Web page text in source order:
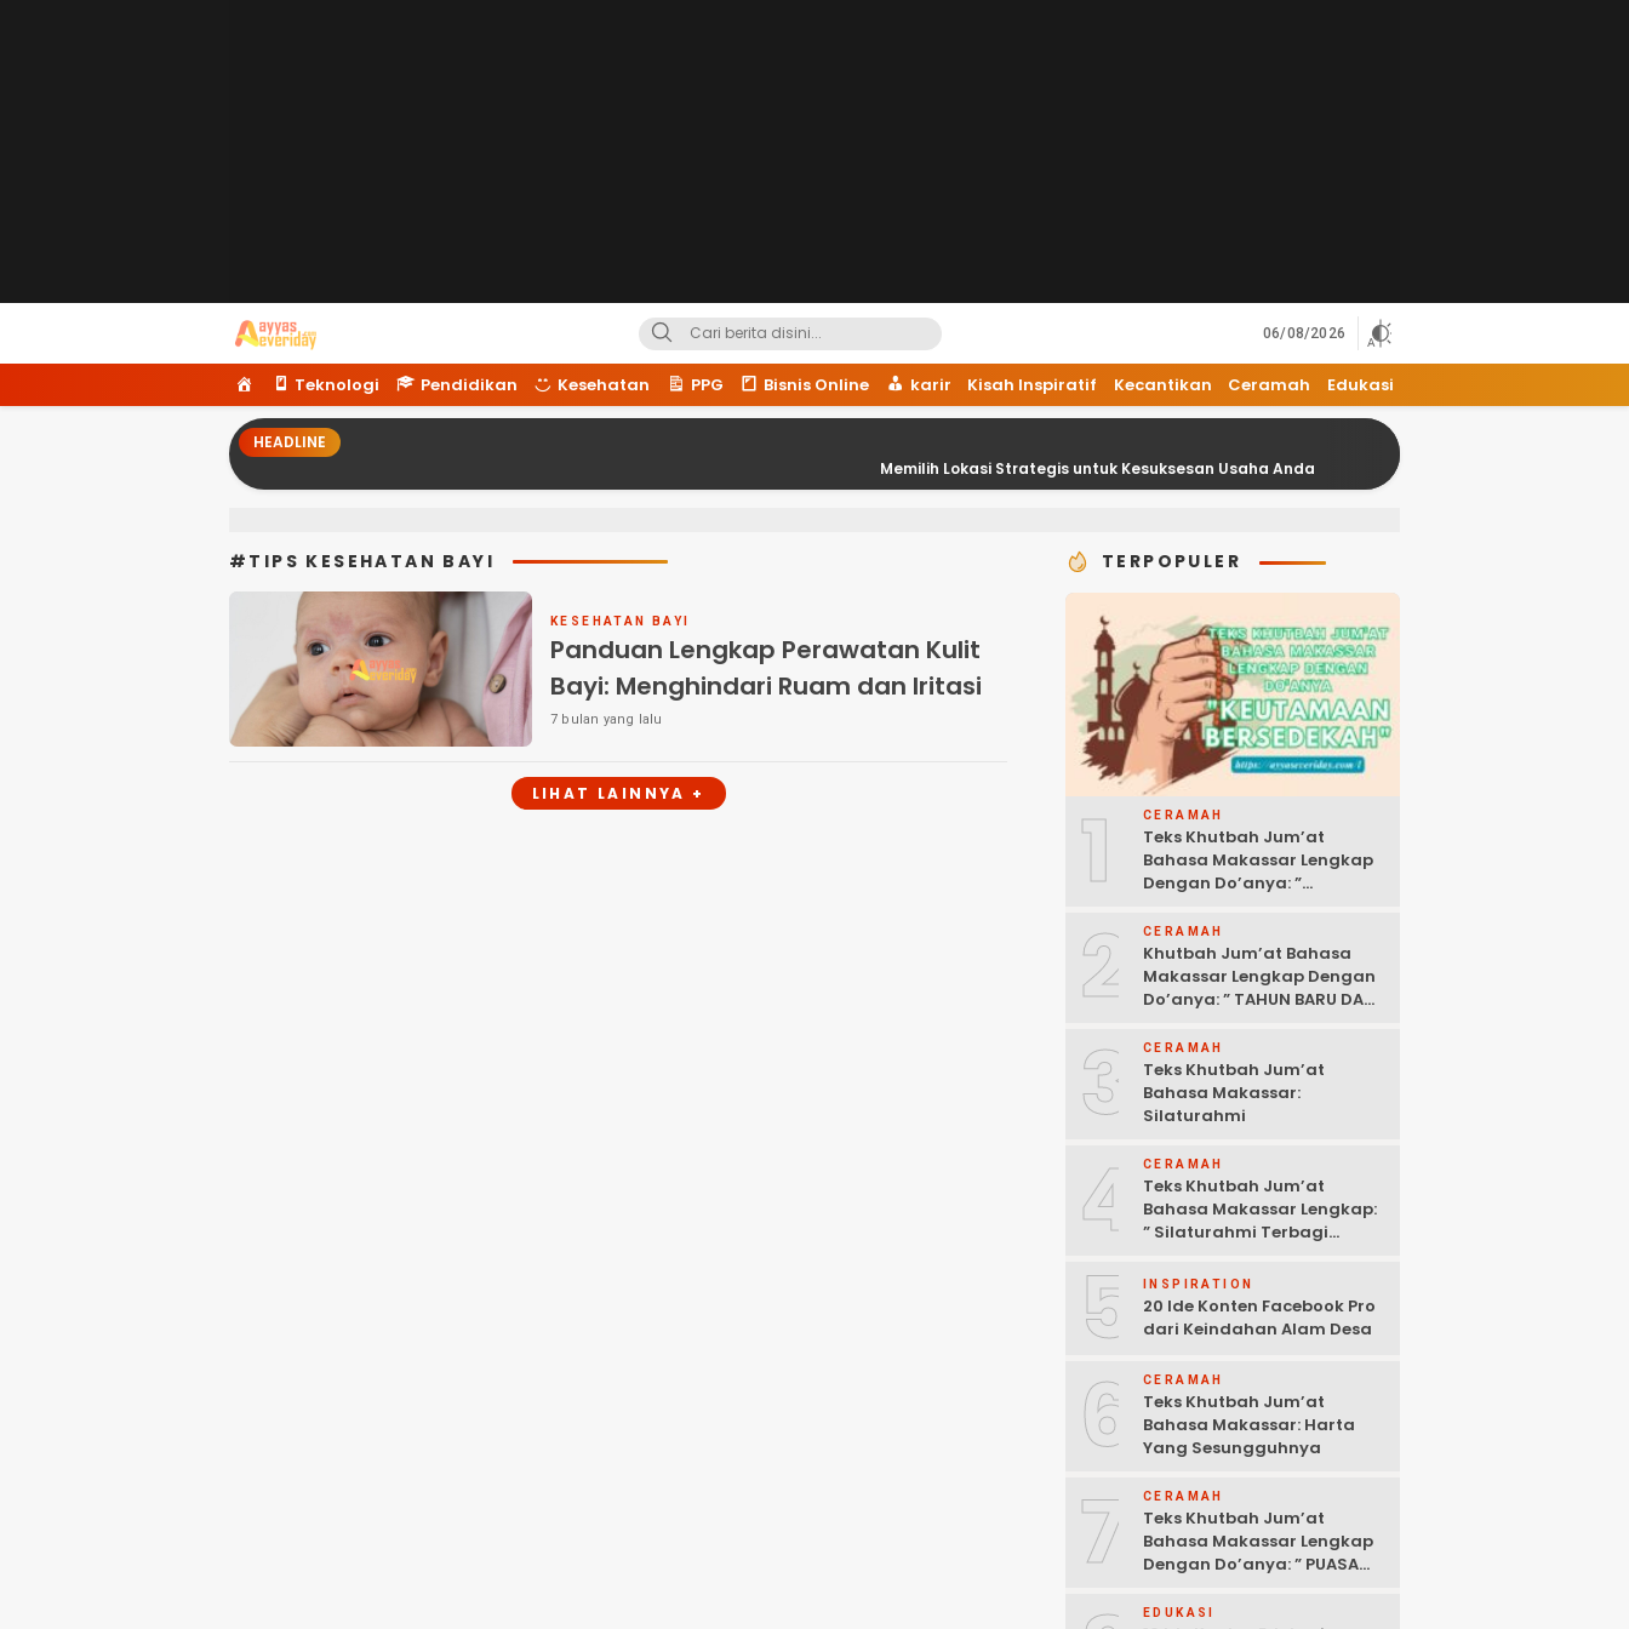
Ayyaseveriday
Beragam Informasi Hari Ini
06/08/2026
o
m
e
Teknologi Pendidikan Kesehatan PPG Bisnis Online karir Kisah Inspiratif Kecantikan Ceramah Edukasi
HEADLINE
Memilih Lokasi Strategis untuk Kesuksesan Usaha Anda
18 Kesalahan Umum dalam Bisnis
#TIPS KESEHATAN BAYI
KESEHATAN BAYI
Panduan Lengkap Perawatan Kulit
Bayi: Menghindari Ruam dan Iritasi
7 bulan yang lalu
LIHAT LAINNYA +
TERPOPULER
1 CERAMAH
Teks Khutbah Jum’at
Bahasa Makassar Lengkap
Dengan Do’anya: ”
2 CERAMAH
Khutbah Jum’at Bahasa
Makassar Lengkap Dengan
Do’anya: ” TAHUN BARU DAN
3 CERAMAH
Teks Khutbah Jum’at
Bahasa Makassar:
Silaturahmi
4 CERAMAH
Teks Khutbah Jum’at
Bahasa Makassar Lengkap:
” Silaturahmi Terbagi
5 INSPIRATION
20 Ide Konten Facebook Pro
dari Keindahan Alam Desa
6 CERAMAH
Teks Khutbah Jum’at
Bahasa Makassar: Harta
Yang Sesungguhnya
7 CERAMAH
Teks Khutbah Jum’at
Bahasa Makassar Lengkap
Dengan Do’anya: ” PUASA
HAWA NAFSU “
EDUKASI